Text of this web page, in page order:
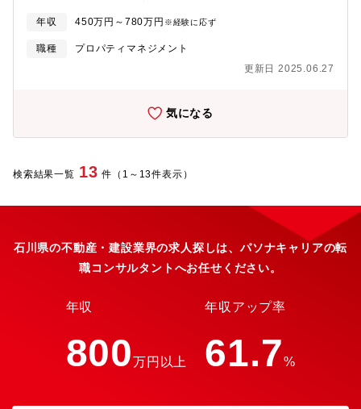
からビルの維持管理までトータルマネジメント業務を担当いただ
きます。【業務例】・オフィスに入居いただくテナント企業の誘
致・年間の管理計画策定や業務報告書の内容確認、委託会社との
連携といった日常運営・中長期修繕計画策定や施工内容の確認と
の団体傷害保険の紹介と手続きのサポート）【業務の特徴】・担
ータルでマネジメントできるため、裁量も大きく不動産管理に関
する幅広いスキルを身に着けることができます。・業務範囲が広
約20社）の物件を責任をもって担当いただきます。・第一生命の
物件だけではなく、多くの上場リート物件の管理、また物件の種
類に限らず建替えや再開発案件もあるなど案件の種類も豊富で多
くの経験を積める環境です。【入社後のフォロー体制】入社2ヵ月
後の電話連絡や年1回の人事面談、研修など、フォロー体制があ
会を実施したり60種類の資格通信教育があります。さらに該当の
間は7時間で平均残業時間は20~30時間と圧倒的な働きやすさがご
ざいます。そのため平均勤続年数は16.2年と業界の中でも非常に
年収 450万円～780万円 ※経験に応ず
職種
プロパティマネジメント
更新日 2025.06.27
気になる
検索結果一覧 13 件（1～13件表示）
石川県の不動産・建設業界の求人探しは、パソナキャリアの転
職コンサルタントへお任せください。
年収
800万円以上
年収アップ率
61.7%